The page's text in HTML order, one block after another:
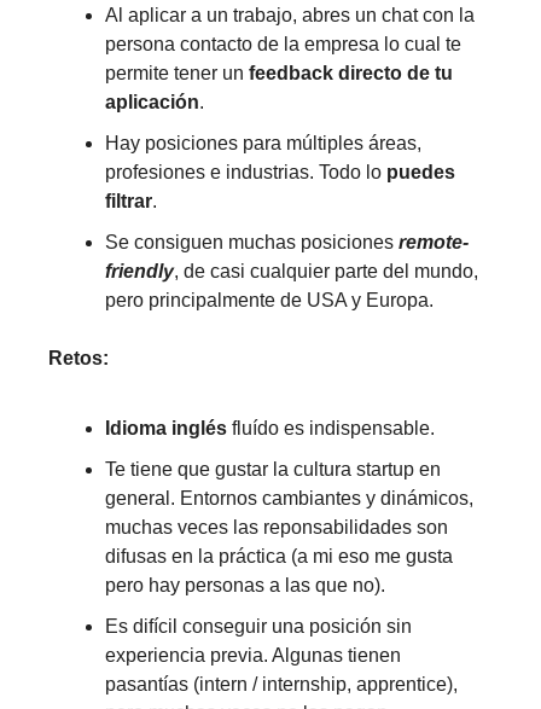
Al aplicar a un trabajo, abres un chat con la
persona contacto de la empresa lo cual te
permite tener un feedback directo de tu
aplicación.
Hay posiciones para múltiples áreas,
profesiones e industrias. Todo lo puedes
filtrar.
Se consiguen muchas posiciones remote-
friendly, de casi cualquier parte del mundo,
pero principalmente de USA y Europa.
Retos:
Idioma inglés fluído es indispensable.
Te tiene que gustar la cultura startup en
general. Entornos cambiantes y dinámicos,
muchas veces las reponsabilidades son
difusas en la práctica (a mi eso me gusta
pero hay personas a las que no).
Es difícil conseguir una posición sin
experiencia previa. Algunas tienen
pasantías (intern / internship, apprentice),